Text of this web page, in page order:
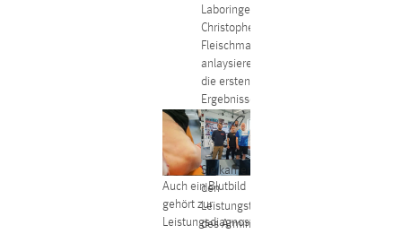
Laboringenieur
Christopher
Fleischmann
anlaysieren
die ersten
Ergebnisse
Auch ein Blutbild
gehört zur
Leistungsdiagnostik
Sie kamen für
den
Leistungstest
des Armin